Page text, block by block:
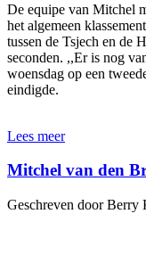
De equipe van Mitchel
het algemeen
tussen de Tsjech en de
seconden. ,,Er is nog
woensdag op een
eindigde.
Lees meer
Mitchel van den
Geschreven door Berry